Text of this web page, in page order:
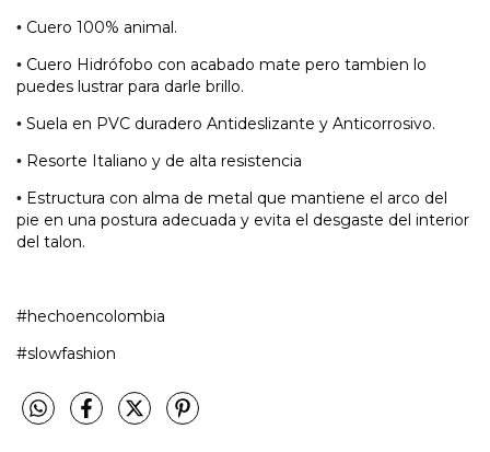
• Cuero 100% animal.
• Cuero Hidrófobo con acabado mate pero tambien lo
puedes lustrar para darle brillo.
• Suela en PVC duradero Antideslizante y Anticorrosivo.
• Resorte Italiano y de alta resistencia
• Estructura con alma de metal que mantiene el arco del
pie en una postura adecuada y evita el desgaste del interior
del talon.
#hechoencolombia
#slowfashion